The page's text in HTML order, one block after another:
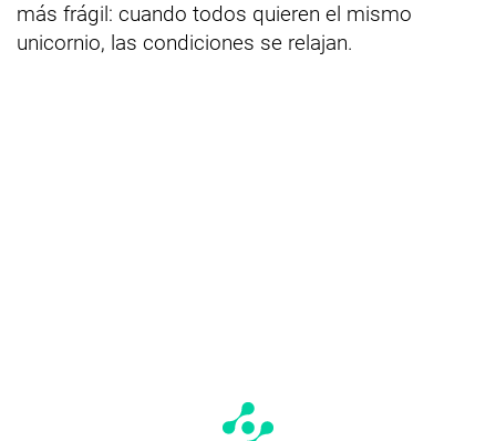
más frágil: cuando todos quieren el mismo
unicornio, las condiciones se relajan.